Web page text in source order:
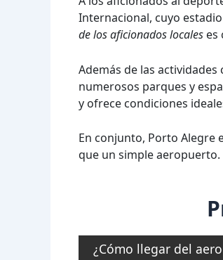
Internacional, cuyo
de los aficionados locales es
Además de las
numerosos parques y
y ofrece condiciones
En conjunto, Porto Alegre
que un simple aeropuerto.
¿Cómo llegar del